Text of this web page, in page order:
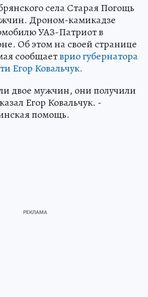
села Старая Погощь
Дроном-камикадзе
УАЗ-Патриот в
Об этом на своей странице
сообщаетврио губернатора
Егор Ковальчук.
двое мужчин, они получили
Егор Ковальчук. -
помощь.